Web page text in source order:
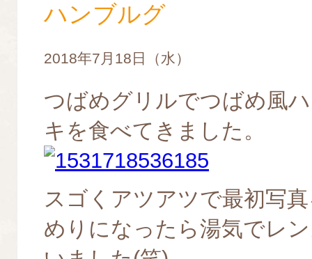
ハンブルグ
2018年7月18日（水）
つばめグリルでつばめ風
キを食べてきました。
スゴくアツアツで最初写
めりになったら湯気でレ